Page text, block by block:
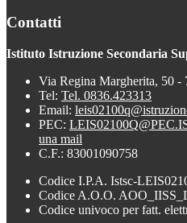
Contatti
Istituto Istruzione Secondaria
Via Regina Margherita, 50 -
Tel: Tel. 0836.423313
Email:
PEC:
una mail
C.F.: 83001090758
Codice I.P.A. Istsc-
Codice A.O.O.
Codice univoco per fatt.